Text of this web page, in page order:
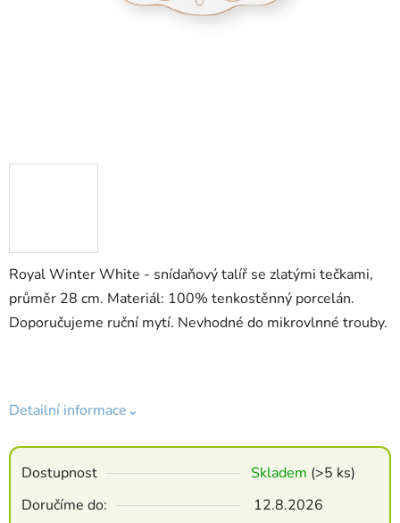
Royal Winter White - snídaňový talíř se zlatými tečkami,
průměr 28 cm. Materiál: 100% tenkostěnný porcelán.
Doporučujeme ruční mytí. Nevhodné do mikrovlnné trouby.
Detailní informace⌄
Dostupnost Skladem (>5 ks)
Doručíme do:
12.8.2026